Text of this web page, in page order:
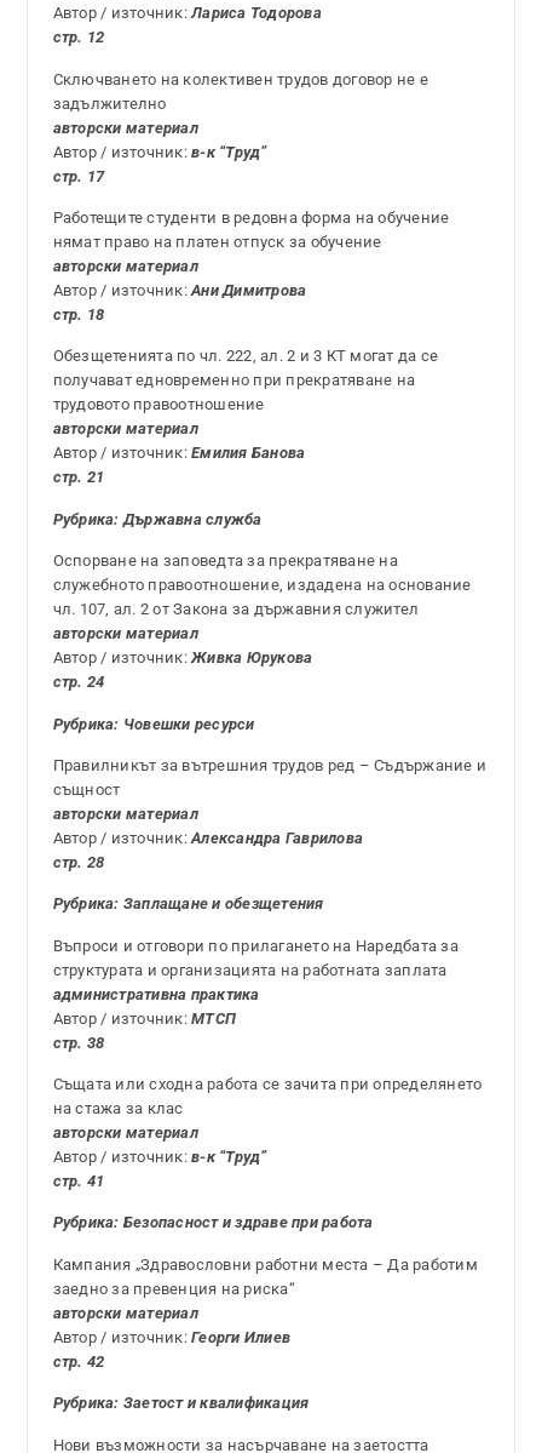
Автор / източник:Лариса Тодорова
стр. 12
Сключването на колективен трудов договор не е
задължително
авторски материал
Автор / източник:в-к “Труд”
стр. 17
Работещите студенти в редовна форма на обучение
нямат право на платен отпуск за обучение
авторски материал
Автор / източник:Ани Димитрова
стр. 18
Обезщетенията по чл. 222, ал. 2 и 3 КТ могат да се
получават едновременно при прекратяване на
трудовото правоотношение
авторски материал
Автор / източник:Емилия Банова
стр. 21
Рубрика: Държавна служба
Оспорване на заповедта за прекратяване на
служебното правоотношение, издадена на основание
чл. 107, ал. 2 от Закона за държавния служител
авторски материал
Автор / източник:Живка Юрукова
стр. 24
Рубрика: Човешки ресурси
Правилникът за вътрешния трудов ред – Съдържание и
същност
авторски материал
Автор / източник:Александра Гаврилова
стр. 28
Рубрика: Заплащане и обезщетения
Въпроси и отговори по прилагането на Наредбата за
структурата и организацията на работната заплата
административна практика
Автор / източник:МТСП
стр. 38
Същата или сходна работа се зачита при определянето
на стажа за клас
авторски материал
Автор / източник:в-к “Труд”
стр. 41
Рубрика: Безопасност и здраве при работа
Кампания „Здравословни работни места – Да работим
заедно за превенция на риска“
авторски материал
Автор / източник:Георги Илиев
стр. 42
Рубрика: Заетост и квалификация
Нови възможности за насърчаване на заетостта